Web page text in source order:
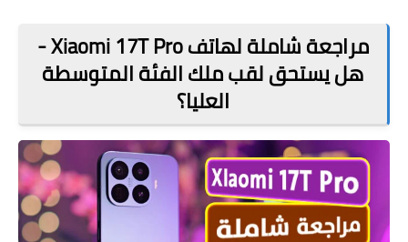
ذكاء اصطناعي
مراجعة شاملة لهاتف Xiaomi 17T Pro -
هل يستحق لقب ملك الفئة المتوسطة
العليا؟